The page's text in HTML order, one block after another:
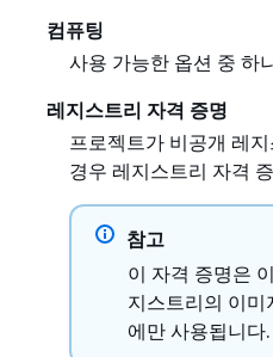
컴퓨팅
사용 가능한 옵션 중 하
레지스트리 자격 증명
프로젝트가 비공개 레
경우 레지스트리 자격
참고
이 자격 증명은
지스트리의 이미
에만 사용됩니다.